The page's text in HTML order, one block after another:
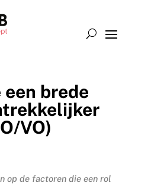
een brede
VO)
op de factoren die een rol